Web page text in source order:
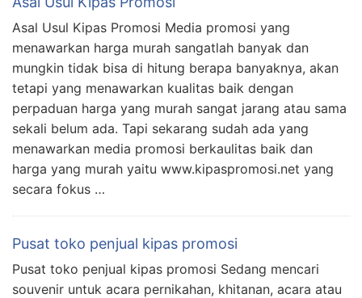
Asal Usul Kipas Promosi Media promosi yang
menawarkan harga murah sangatlah banyak dan
mungkin tidak bisa di hitung berapa banyaknya, akan
tetapi yang menawarkan kualitas baik dengan
perpaduan harga yang murah sangat jarang atau sama
sekali belum ada. Tapi sekarang sudah ada yang
menawarkan media promosi berkaulitas baik dan
harga yang murah yaitu www.kipaspromosi.net yang
secara fokus …
Pusat toko penjual kipas promosi
Pusat toko penjual kipas promosi Sedang mencari
souvenir untuk acara pernikahan, khitanan, acara atau